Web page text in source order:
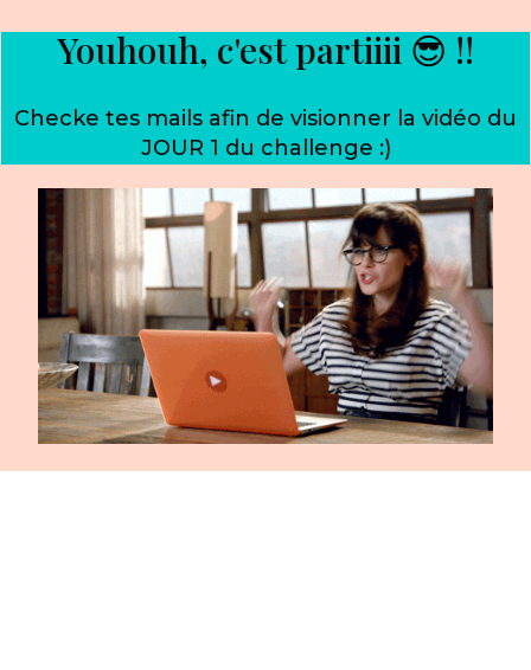
Youhouh, c'est partiiii 😎 !!
Checke tes mails afin de visionner la vidéo du
JOUR 1 du challenge :)